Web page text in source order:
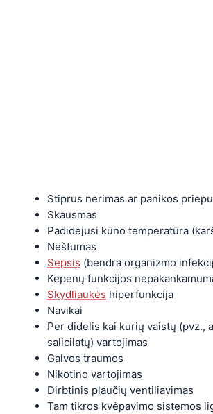
Stiprus nerimas ar panikos
Skausmas
Padidėjusi kūno temperatūra
Nėštumas
Sepsis (bendra organizmo
Kepenų funkcijos
Skydliaukės hiperfunkcija
Navikai
Per didelis kai kurių vaistų (pvz.,
salicilatų) vartojimas
Galvos traumos
Nikotino vartojimas
Dirbtinis plaučių ventiliavimas
Tam tikros kvėpavimo sistemos